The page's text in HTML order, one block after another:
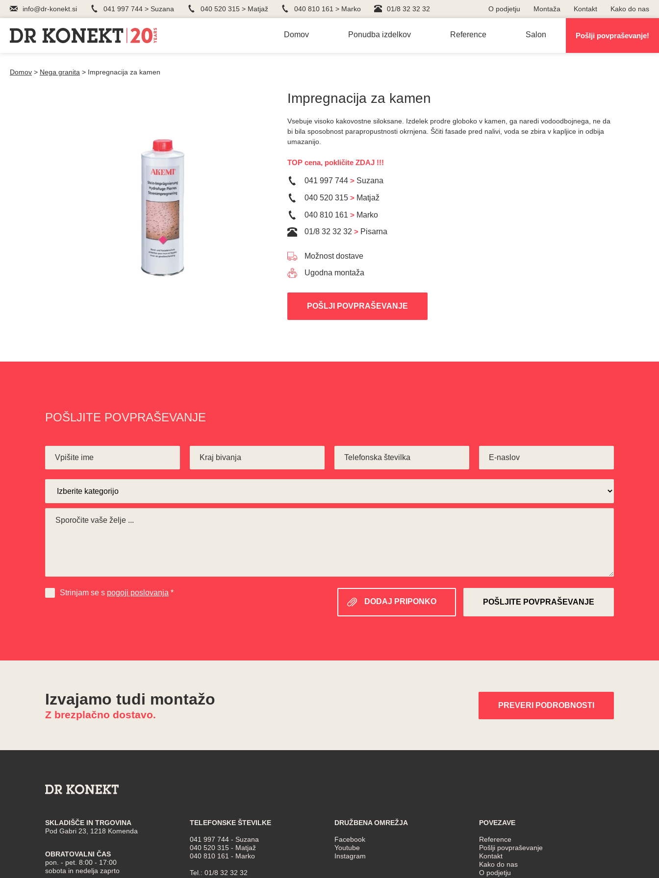
info@dr-konekt.si 041 997 744 > Suzana 040 520 315 > Matjaž 040 810 161 > Marko 01/8 32 32 32 O podjetju Montaža Kontakt Kako do nas
Domov Ponudba izdelkov Reference Salon Pošlji povpraševanje!
Domov > Nega granita > Impregnacija za kamen
Impregnacija za kamen
Vsebuje visoko kakovostne siloksane. Izdelek prodre globoko v kamen, ga naredi vodoodbojnega, ne da
bi bila sposobnost parapropustnosti okrnjena. Ščiti fasade pred nalivi, voda se zbira v kapljice in odbija
umazanijo.
TOP cena, pokličite ZDAJ !!!
041 997 744 > Suzana
040 520 315 > Matjaž
040 810 161 > Marko
01/8 32 32 32 > Pisarna
Možnost dostave
Ugodna montaža
POŠLJI POVPRAŠEVANJE
POŠLJITE POVPRAŠEVANJE
Strinjam se s pogoji poslovanja *
DODAJ PRIPONKO
Izvajamo tudi montažo
Z brezplačno dostavo.
PREVERI PODROBNOSTI
SKLADIŠČE IN TRGOVINA
Pod Gabri 23, 1218 Komenda
OBRATOVALNI ČAS
pon. - pet. 8:00 - 17:00
sobota in nedelja zaprto
TELEFONSKE ŠTEVILKE
041 997 744 - Suzana
040 520 315 - Matjaž
040 810 161 - Marko
Tel.: 01/8 32 32 32
DRUŽBENA OMREŽJA
Facebook
Youtube
Instagram
POVEZAVE
Reference
Pošlji povpraševanje
Kontakt
Kako do nas
O podjetju